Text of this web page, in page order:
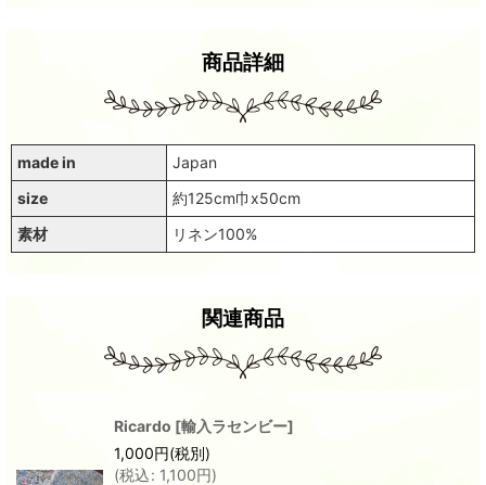
商品詳細
made in
Japan
size
約125cm巾x50cm
素材
リネン100%
関連商品
Ricardo [輸入ラセンビー]
1,000円(税別)
(税込: 1,100円)